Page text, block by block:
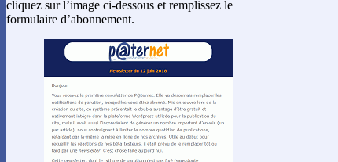
cliquez sur l’image ci-dessous et remplissez le
formulaire d’abonnement.